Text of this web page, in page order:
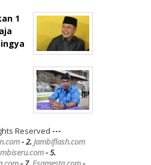
1
Reserved ---
- 2.Jambiflash.com
- 5.